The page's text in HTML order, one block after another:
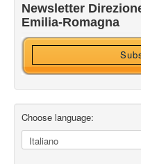
Newsletter
Emilia-Romagna
Ricevi HTML?
Choose language: